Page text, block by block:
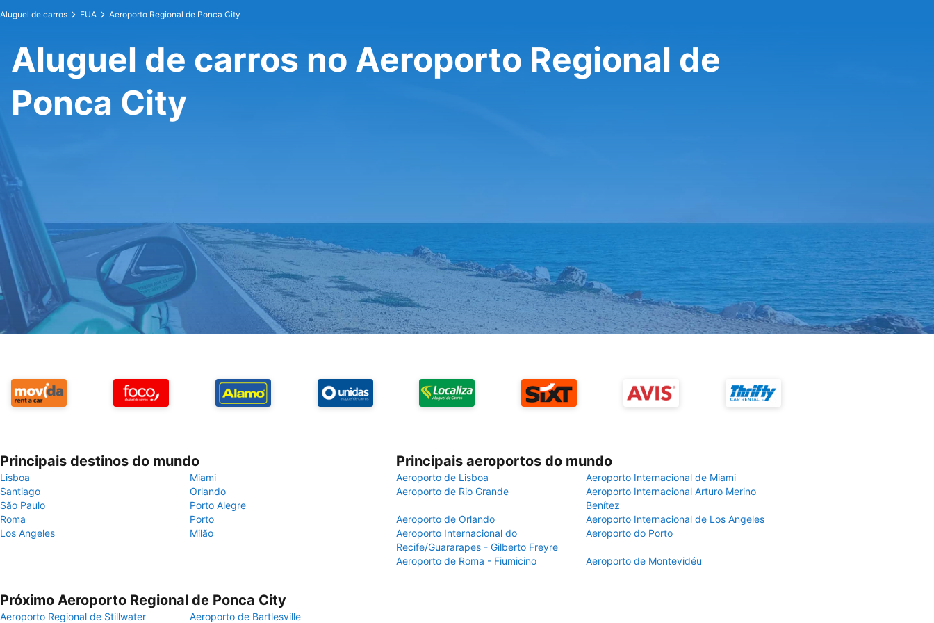
Aluguel de carros EUA Aeroporto Regional de Ponca City
Aluguel de carros no Aeroporto Regional de
Ponca City
Principais destinos do mundo
Lisboa
Miami
Santiago
Orlando
São Paulo
Porto Alegre
Roma
Porto
Los Angeles
Milão
Principais aeroportos do mundo
Aeroporto de Lisboa
Aeroporto Internacional de Miami
Aeroporto de Rio Grande
Aeroporto Internacional Arturo Merino
Benítez
Aeroporto de Orlando
Aeroporto Internacional de Los Angeles
Aeroporto Internacional do
Recife/Guararapes - Gilberto Freyre
Aeroporto do Porto
Aeroporto de Roma - Fiumicino Aeroporto de Montevidéu
Próximo Aeroporto Regional de Ponca City
Aeroporto Regional de Stillwater Aeroporto de Bartlesville